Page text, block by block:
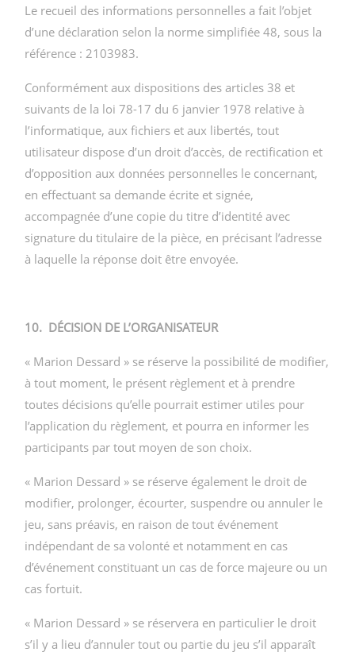
Le recueil des informations personnelles a fait l’objet
d’une déclaration selon la norme simplifiée 48, sous la
référence : 2103983.
Conformément aux dispositions des articles 38 et
suivants de la loi 78-17 du 6 janvier 1978 relative à
l’informatique, aux fichiers et aux libertés, tout
utilisateur dispose d’un droit d’accès, de rectification et
d’opposition aux données personnelles le concernant,
en effectuant sa demande écrite et signée,
accompagnée d’une copie du titre d’identité avec
signature du titulaire de la pièce, en précisant l’adresse
à laquelle la réponse doit être envoyée.
10. DÉCISION DE L’ORGANISATEUR
« Marion Dessard » se réserve la possibilité de modifier,
à tout moment, le présent règlement et à prendre
toutes décisions qu’elle pourrait estimer utiles pour
l’application du règlement, et pourra en informer les
participants par tout moyen de son choix.
« Marion Dessard » se réserve également le droit de
modifier, prolonger, écourter, suspendre ou annuler le
jeu, sans préavis, en raison de tout événement
indépendant de sa volonté et notamment en cas
d’événement constituant un cas de force majeure ou un
cas fortuit.
« Marion Dessard » se réservera en particulier le droit
s’il y a lieu d’annuler tout ou partie du jeu s’il apparaît